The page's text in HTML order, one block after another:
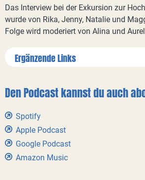
Das Interview bei der Exkursion zur
wurde von Rika, Jenny, Natalie und
Folge wird moderiert von Alina und
Ergänzende Links
Den Podcast kannst du auch
Spotify
Apple Podcast
Google Podcast
Amazon Music